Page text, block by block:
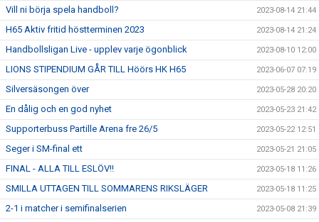
Vill ni börja spela handboll? 2023-08-14 21:44
H65 Aktiv fritid höstterminen 2023 2023-08-14 21:24
Handbollsligan Live - upplev varje ögonblick 2023-08-10 12:00
LIONS STIPENDIUM GÅR TILL Höörs HK H65 2023-06-07 07:19
Silversäsongen över 2023-05-28 20:20
En dålig och en god nyhet 2023-05-23 21:42
Supporterbuss Partille Arena fre 26/5 2023-05-22 12:51
Seger i SM-final ett 2023-05-21 21:05
FINAL - ALLA TILL ESLÖV!! 2023-05-18 11:26
SMILLA UTTAGEN TILL SOMMARENS RIKSLÄGER 2023-05-18 11:25
2-1 i matcher i semifinalserien 2023-05-08 21:39